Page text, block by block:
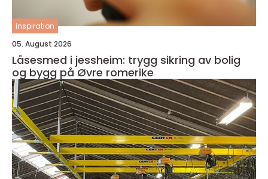
inspiration
05. August 2026
Låsesmed i jessheim: trygg sikring av bolig
og bygg på Øvre romerike